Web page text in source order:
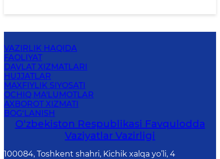
VAZIRLIK HAQIDA
FAOLIYAT
DAVLAT XIZMATLARI
HUJJATLAR
MAXFIYLIK SIYOSATI
OCHIQ MA'LUMOTLAR
AXBOROT XIZMATI
BOG‘LANISH
O‘zbеkistоn Rеspublikаsi Favqulodda
Vaziyatlar Vazirligi
100084, Toshkent shahri, Kichik xalqa yo’li, 4